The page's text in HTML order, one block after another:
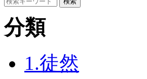
分類
1.徒然